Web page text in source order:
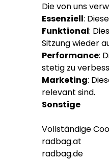
Die von uns
Essenziell:
Funktional:
Sitzung wieder
Performance:
stetig zu
Marketing:
relevant sind.
Sonstige
Vollständige
radbag.at
radbag.de